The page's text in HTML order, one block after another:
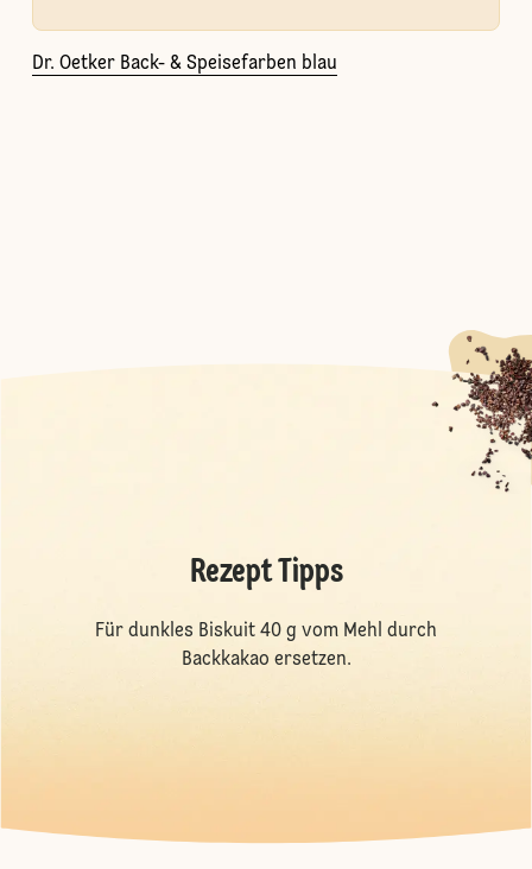
Dr. Oetker Back- & Speisefarben blau
Rezept Tipps
Für dunkles Biskuit 40 g vom Mehl durch
Backkakao ersetzen.